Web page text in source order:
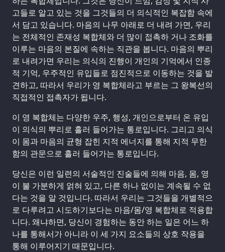
고들로 알고 있는 것을 그것들의 더 의식적인 복잡함 속에
서 담고 있습니다. 마음의 나무 아래로 더 내려 가면, 우리
는 전체적인 존재성 복합체와 더 많이 접촉하 거나 조화를
이루는 마음의 본질에 속하는 직관을 봅니다. 마음의 뿌리
로 내려가면 우리는 의식의 진행이 개인의 기억에서 인종
적 기억, 우주적인 유입들로 점진적으로 이동하는 것을 발
견하고, 따라서 우리가 영 복합체라고 부르는 그 왕복선의
직접적인 접촉자가 됩니다.
이 영 복합체는 다양한 우주, 행성, 개인으로부터 온 유입
이 의식의 뿌리로 흘러 들어가는 통로입니다. 그리고 의식
이 몸과 마음의 균형 잡힌 지적 에너지를 통해 지적 무한
함의 관문으로 흘러 들어가는 통로입니다.
당신은 이런 일련의 서술적인 진술들에 의해 마음, 몸, 영
이 불 가분하게 얽혀 있고, 다른 하나 없이는 계속될 수 없
다는 것을 알 것입니다. 따라서 우리는 그것들을 개별적으
로 다루려고 시도하기보다는 마음/몸/영 복합체로 적용합
니다. 왜냐하면, 당신이 경험하는 동안 하는 일은 어느 하
나를 통해서가 아니라 이 세 가지 요소들의 상호 작용을
통해 이루어지기 때문입니다.